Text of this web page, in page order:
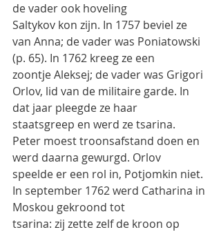
de vader ook hoveling
Saltykov kon zijn. In 1757 beviel ze
van Anna; de vader was Poniatowski
(p. 65). In 1762 kreeg ze een
zoontje Aleksej; de vader was Grigori
Orlov, lid van de militaire garde. In
dat jaar pleegde ze haar
staatsgreep en werd ze tsarina.
Peter moest troonsafstand doen en
werd daarna gewurgd. Orlov
speelde er een rol in, Potjomkin niet.
In september 1762 werd Catharina in
Moskou gekroond tot
tsarina: zij zette zelf de kroon op